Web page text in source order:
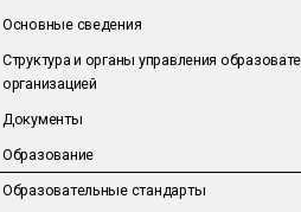
Основные сведения
Структура и органы управления
организацией
Документы
Образование
Образовательные стандарты